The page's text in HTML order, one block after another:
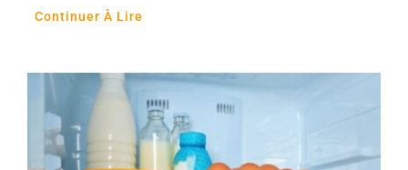
Continuer À Lire